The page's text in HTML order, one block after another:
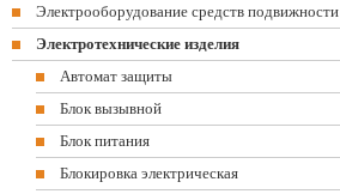
Электрооборудование средств подвижности
Электротехнические изделия
Автомат защиты
Блок вызывной
Блок питания
Блокировка электрическая